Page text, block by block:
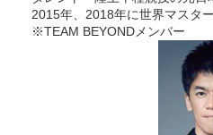
2015年、2018年に世界マスタ
※TEAM BEYONDメンバー